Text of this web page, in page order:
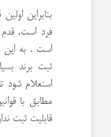
بنابراین
فرد است.
است . به این
ثبت برند
استعلام شود
مطابق با
قابلیت ثبت